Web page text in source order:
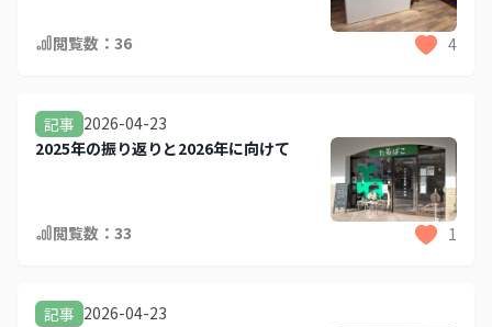
閲覧数： 36 4
記事 2026-04-23
2025年の振り返りと2026年に向けて
閲覧数： 33 1
記事 2026-04-23